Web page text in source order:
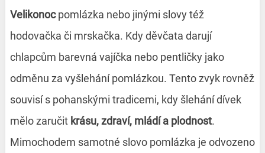
Velikonocpomlázka nebo jinými slovy též
hodovačka či mrskačka. Kdy děvčata darují
chlapcům barevná vajíčka nebo pentličky jako
odměnu za vyšlehání pomlázkou. Tento zvyk rovněž
souvisí s pohanskými tradicemi, kdy šlehání dívek
mělo zaručit krásu, zdraví, mládí a plodnost.
Mimochodem samotné slovo pomlázka je odvozeno